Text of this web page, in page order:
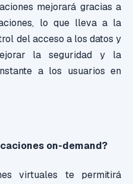
mejorará gracias a
lo que lleva a la
del acceso a los datos y
la seguridad y la
a los usuarios en
on-demand?
virtuales te permitirá